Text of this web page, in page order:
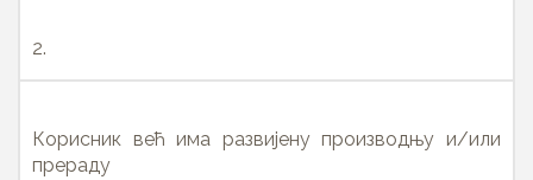
2.
Корисник већ има развијену производњу и/или
прераду